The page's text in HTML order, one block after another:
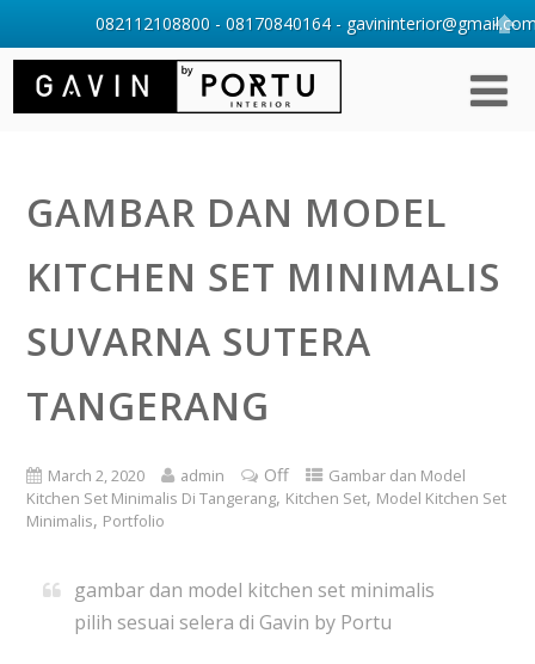
GAMBAR DAN MODEL
KITCHEN SET MINIMALIS
SUVARNA SUTERA
TANGERANG
March 2, 2020 admin Off
Gambar dan Model
Kitchen Set Minimalis Di Tangerang, Kitchen Set, Model Kitchen Set
Minimalis, Portfolio
gambar dan model kitchen set minimalis
pilih sesuai selera di Gavin by Portu
082112108800 - 08170840164 -